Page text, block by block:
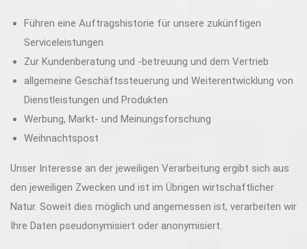
Führen eine Auftragshistorie für unsere zukünftigen
Serviceleistungen
Zur Kundenberatung und -betreuung und dem Vertrieb
allgemeine Geschäftssteuerung und Weiterentwicklung von
Dienstleistungen und Produkten
Werbung, Markt- und Meinungsforschung
Weihnachtspost
Unser Interesse an der jeweiligen Verarbeitung ergibt sich aus
den jeweiligen Zwecken und ist im Übrigen wirtschaftlicher
Natur. Soweit dies möglich und angemessen ist, verarbeiten wir
Ihre Daten pseudonymisiert oder anonymisiert.